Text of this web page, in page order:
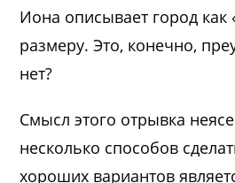
Иона описывает город как
размеру. Это, конечно,
нет?
Смысл этого отрывка
несколько способов
хороших вариантов